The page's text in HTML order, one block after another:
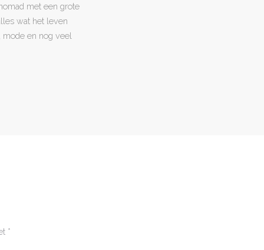
met een grote
wat het leven
mode en nog veel
*